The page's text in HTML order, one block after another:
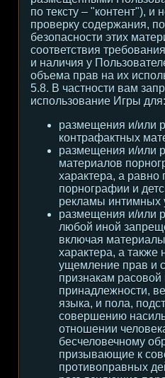
по тексту – "контент"), и
проверку содержания,
безопасности этих
соответствия
и наличия у
объема прав на их
5.8. В частности вам
использование Игры для:
размещения и/или
контрафактных
размещения и/или
материалов
характера, а равно
порнографии и
рекламы интимных
размещения и/или
любой иной
включая
характера, а также
ущемление прав и
признакам
принадлежности,
языка, и пола,
совершению
отношении
бесчеловечному
призывающие к
противоправных